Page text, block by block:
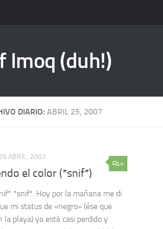
Imoq (duh!)
DIARIO: ABRIL 25, 2007
4
ABRIL, 2007
el color (*snif*)
*snif*. Hoy por la mañana me di
mi status de «negro» (ése que
la playa) ya está casi perdido y